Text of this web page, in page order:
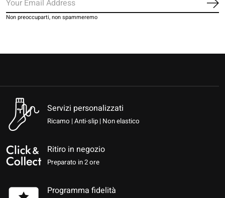
Non preoccuparti, non spammeremo
Servizi personalizzati
Ricamo | Anti-slip | Non elastico
Ritiro in negozio
Preparato in 2 ore
Programma fidelità